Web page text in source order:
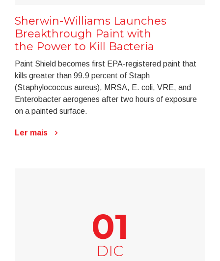
Sherwin-Williams Launches
Breakthrough Paint with
the Power to Kill Bacteria
Paint Shield becomes first EPA-registered paint that
kills greater than 99.9 percent of Staph
(Staphylococcus aureus), MRSA, E. coli, VRE, and
Enterobacter aerogenes after two hours of exposure
on a painted surface.
Ler mais
01
DIC